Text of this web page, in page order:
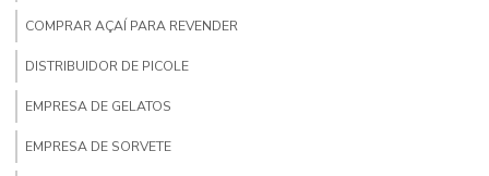
COMPRAR AÇAÍ PARA REVENDER
DISTRIBUIDOR DE PICOLE
EMPRESA DE GELATOS
EMPRESA DE SORVETE